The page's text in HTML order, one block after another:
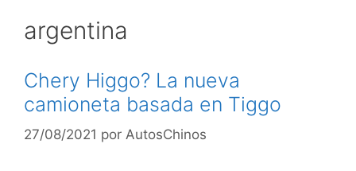
argentina
Chery Higgo? La nueva
camioneta basada en Tiggo
27/08/2021 por AutosChinos